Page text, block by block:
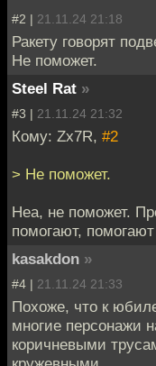
#2 | 21.11.24 21:18
Ракету говорят
Не поможет.
Steel Rat »
#3 | 21.11.24 21:32
Кому: Zx7R, #2
> Не поможет.
Неа, не поможет.
помогают,
kasakdon »
#4 | 21.11.24 21:33
Похоже, что к
многие персонажи
коричневыми